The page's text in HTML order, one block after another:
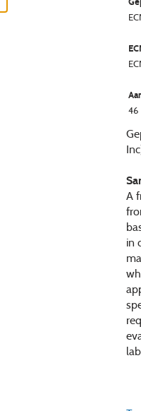
46
A
in